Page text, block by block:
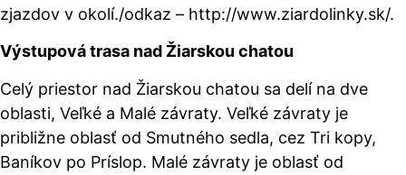
zjazdov v okolí./odkaz – http://www.ziardolinky.sk/.
Výstupová trasa nad Žiarskou chatou
Celý priestor nad Žiarskou chatou sa delí na dve
oblasti, Veľké a Malé závraty. Veľké závraty je
približne oblasť od Smutného sedla, cez Tri kopy,
Baníkov po Príslop. Malé závraty je oblasť od